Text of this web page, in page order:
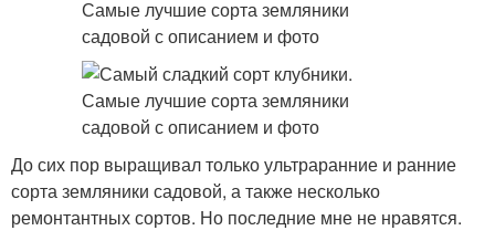
До сих пор выращивал только ультраранние и ранние
сорта земляники садовой, а также несколько
ремонтантных сортов. Но последние мне не нравятся.